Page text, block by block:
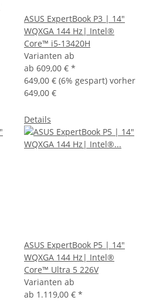
ASUS ExpertBook P3 | 14"
WQXGA 144 Hz| Intel®
Core™ i5-13420H
Varianten ab
ab 609,00 € *
649,00 € (6% gespart) vorher
649,00 €
Details
ASUS ExpertBook P5 | 14"
WQXGA 144 Hz| Intel®
Core™ Ultra 5 226V
Varianten ab
ab 1.119,00 € *